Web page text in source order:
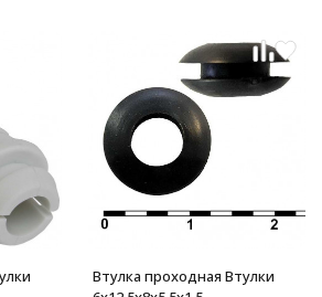
Втулка проходная Втулки